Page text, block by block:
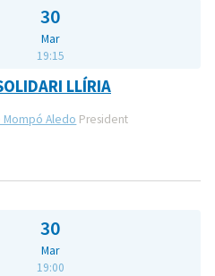
30
Mar
19:15
LLÍRIA
Mompó Aledo President
30
Mar
19:00